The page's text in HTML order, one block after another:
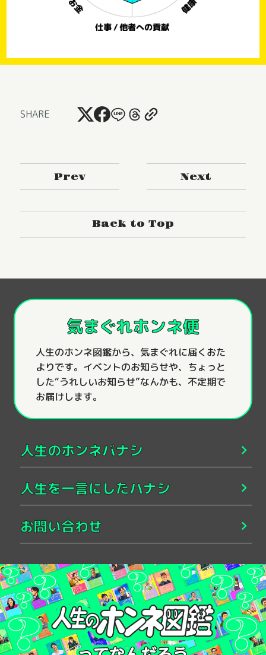
SHARE
Prev Next
Back to Top
気まぐれホンネ便
人生のホンネ図鑑から、気まぐれに届くおた
よりです。イベントのお知らせや、ちょっと
した“うれしいお知らせ”なんかも、不定期で
お届けします。
人生のホンネバナシ
人生を一言にしたハナシ
お問い合わせ